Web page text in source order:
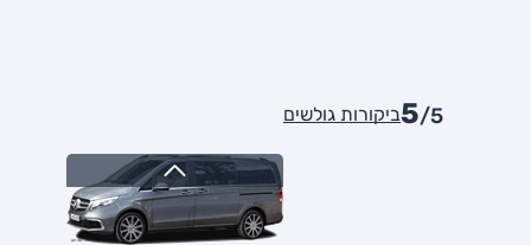
5/5 ביקורות גולשים